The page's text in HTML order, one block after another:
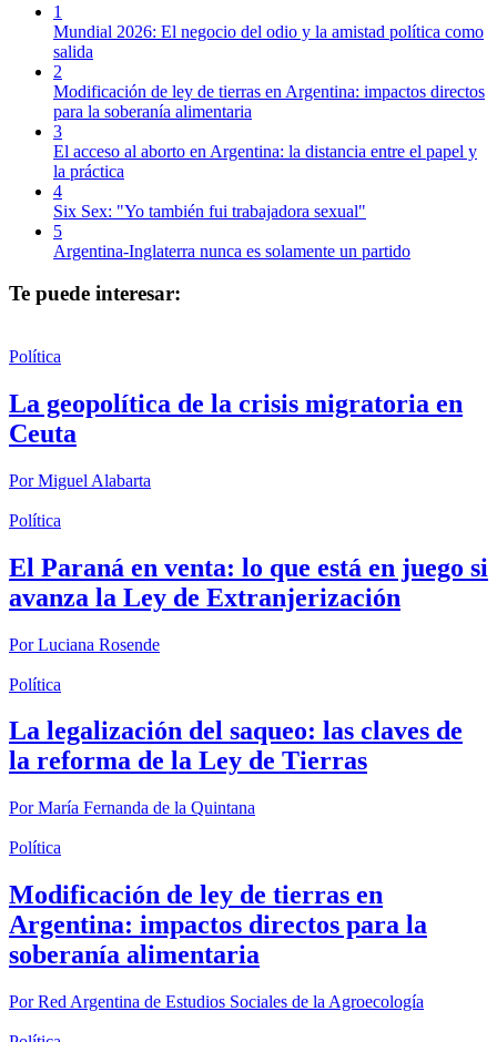
1
Mundial 2026: El negocio del odio y la amistad política como
salida
2
Modificación de ley de tierras en Argentina: impactos directos
para la soberanía alimentaria
3
El acceso al aborto en Argentina: la distancia entre el papel y
la práctica
4
Six Sex: "Yo también fui trabajadora sexual"
5
Argentina-Inglaterra nunca es solamente un partido
Te puede interesar:
Política
La geopolítica de la crisis migratoria en
Ceuta
PorMiguel Alabarta
Política
El Paraná en venta: lo que está en juego si
avanza la Ley de Extranjerización
PorLuciana Rosende
Política
La legalización del saqueo: las claves de
la reforma de la Ley de Tierras
PorMaría Fernanda de la Quintana
Política
Modificación de ley de tierras en
Argentina: impactos directos para la
soberanía alimentaria
PorRed Argentina de Estudios Sociales de la Agroecología